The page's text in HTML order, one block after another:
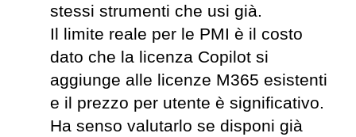
stessi strumenti che usi già.
Il limite reale per le PMI è il costo
dato che la licenza Copilot si
aggiunge alle licenze M365 esistenti
e il prezzo per utente è significativo.
Ha senso valutarlo se disponi già